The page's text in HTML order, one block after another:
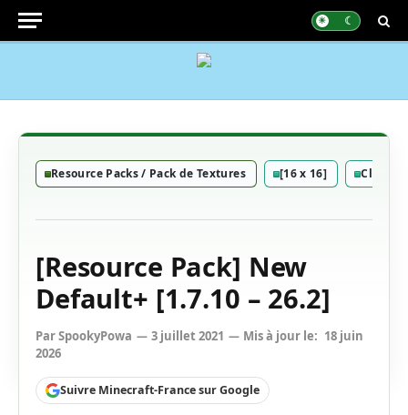
Resource Packs / Pack de Textures [16 x 16]
[Resource Pack] New
Default+ [1.7.10 – 26.2]
ParSpookyPowa 3 juillet 2021 Mis à jour le: 18 juin
2026
Suivre Minecraft-France sur Google